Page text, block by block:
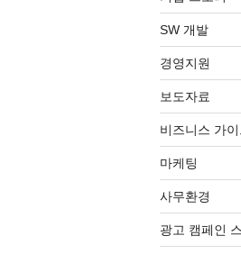
SW 개발
경영지원
보도자료
비즈니스 가이
마케팅
사무환경
광고 캠페인